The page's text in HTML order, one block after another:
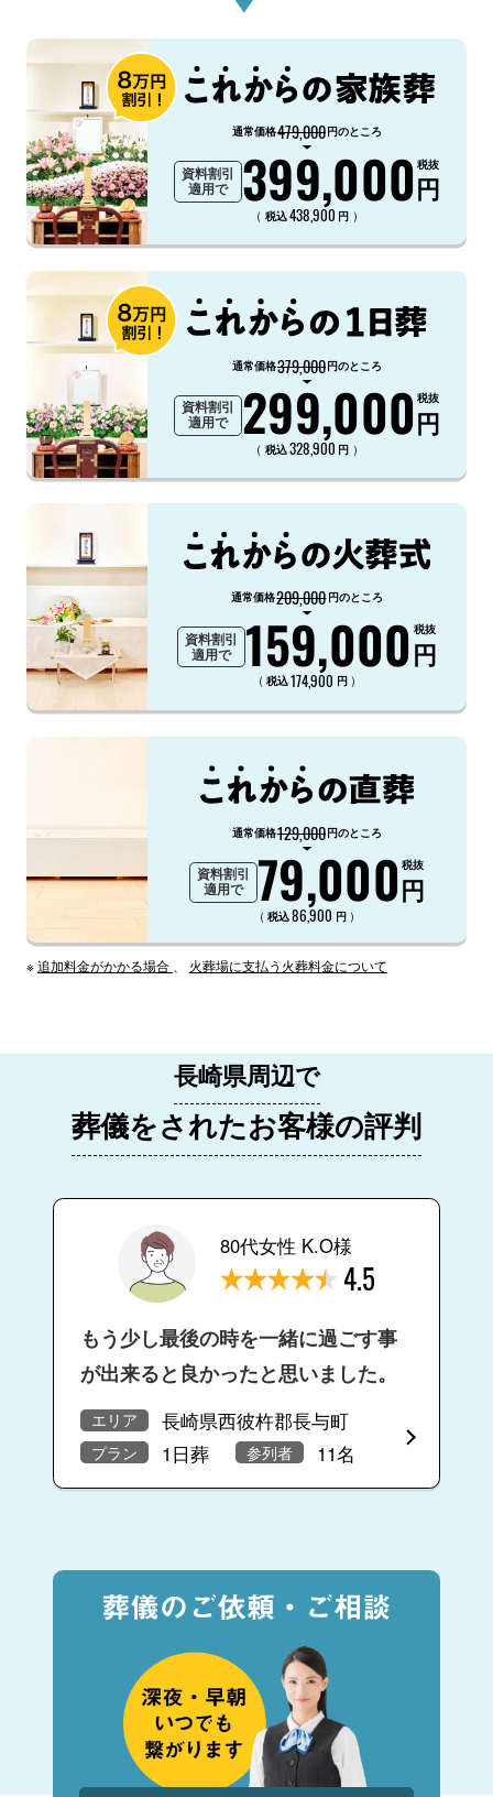
通常価格479,000円のところ
資料割引
適用で
399,000円
税抜
（ 税込438,900 円 ）
通常価格379,000円のところ
資料割引
適用で
299,000円
税抜
（ 税込328,900 円 ）
通常価格209,000円のところ
資料割引
適用で
159,000円
税抜
（ 税込174,900 円 ）
通常価格129,000円のところ
資料割引
適用で
79,000円
税抜
（ 税込86,900 円 ）
※追加料金がかかる場合 、 火葬場に支払う火葬料金について
長崎県周辺で
葬儀をされたお客様の評判
80代女性 K.O様
4.5
もう少し最後の時を一緒に過ごす事
が出来ると良かったと思いました。
エリア 長崎県西彼杵郡長与町
プラン 1日葬 参列者 11名